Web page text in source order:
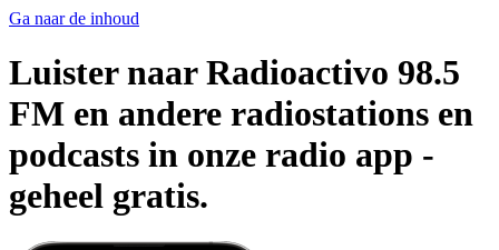
Ga naar de inhoud
Luister naar Radioactivo 98.5
FM en andere radiostations en
podcasts in onze radio app -
geheel gratis.